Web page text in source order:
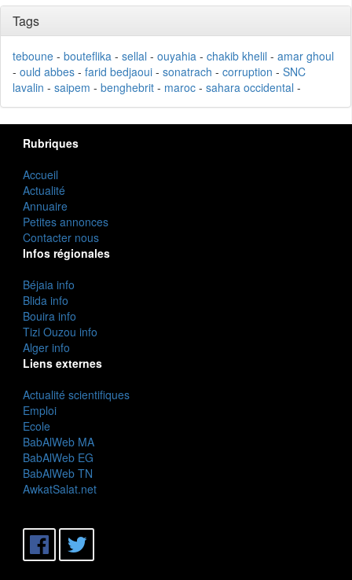
Tags
teboune - bouteflika - sellal - ouyahia - chakib khelil - amar ghoul
- ould abbes - farid bedjaoui - sonatrach - corruption - SNC
lavalin - saipem - benghebrit - maroc - sahara occidental -
Rubriques
Accueil
Actualité
Annuaire
Petites annonces
Contacter nous
Infos régionales
Béjaia info
Blida info
Bouira info
Tizi Ouzou info
Alger info
Liens externes
Actualité scientifiques
Emploi
Ecole
BabAlWeb MA
BabAlWeb EG
BabAlWeb TN
AwkatSalat.net